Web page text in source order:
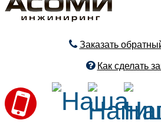
Заказать
Как сделать